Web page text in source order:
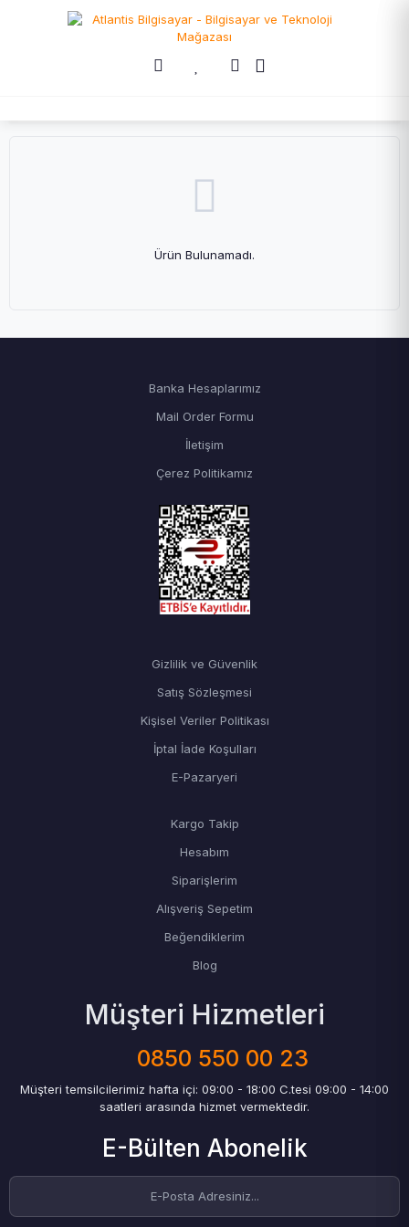
Ürün Bulunamadı.
Banka Hesaplarımız
Mail Order Formu
İletişim
Çerez Politikamız
Gizlilik ve Güvenlik
Satış Sözleşmesi
Kişisel Veriler Politikası
İptal İade Koşulları
E-Pazaryeri
Kargo Takip
Hesabım
Siparişlerim
Alışveriş Sepetim
Beğendiklerim
Blog
Müşteri Hizmetleri
0850 550 00 23
Müşteri temsilcilerimiz hafta içi: 09:00 - 18:00 C.tesi 09:00 - 14:00
saatleri arasında hizmet vermektedir.
E-Bülten Abonelik